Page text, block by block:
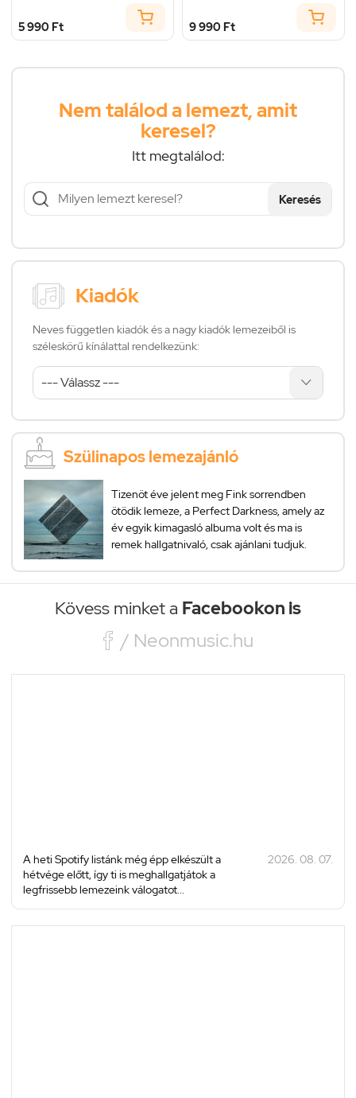
5 990 Ft 9 990 Ft
Nem találod a lemezt, amit
keresel?
Itt megtalálod:
Keresés
Kiadók
Neves független kiadók és a nagy kiadók lemezeiből is
széleskörű kínálattal rendelkezünk:
Szülinapos lemezajánló
Tizenöt éve jelent meg Fink sorrendben
ötödik lemeze, a Perfect Darkness, amely az
év egyik kimagasló albuma volt és ma is
remek hallgatnivaló, csak ajánlani tudjuk.
Kövess minket a Facebookon is
 / Neonmusic.hu
A heti Spotify listánk még épp elkészült a
hétvége előtt, így ti is meghallgatjátok a
legfrissebb lemezeink válogatot...
2026. 08. 07.